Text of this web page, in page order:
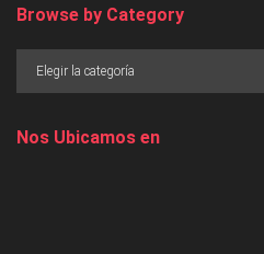
Browse by Category
Nos Ubicamos en